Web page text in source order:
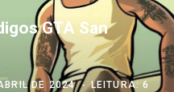
GTA San
DE 2024
LEITURA: 6